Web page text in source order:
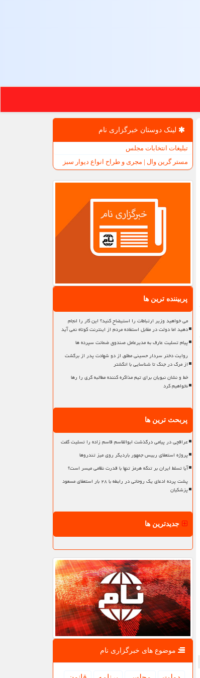
لینک دوستان خبرگزاری نام
تبلیغات انتخابات مجلس
مستر گرین وال | مجری و طراح انواع دیوار سبز
پربیننده ترین ها
می خواهید وزیر ارتباطات را استیضاح کنید؟ این کار را انجام
دهید اما دولت در مقابل استفاده مردم از اینترنت کوتاه نمی آید
پیام تسلیت عارف به مدیرعامل صندوق ضمانت سپرده ها
روایت دختر سردار حسینی مطلق از دو شهادت پدر از برگشت
از مرگ در جنگ تا شناسایی با انگشتر
خط و نشان نبویان برای تیم مذاکره کننده مطالبه گری را رها
نخواهیم کرد
پربحث ترین ها
عراقچی در پیامی درگذشت ابوالقاسم قاسم زاده را تسلیت گفت
پروژه استعفای رییس جمهور باردیگر روی میز تندروها
آیا تسلط ایران بر تنگه هرمز تنها با قدرت نظامی میسر است؟
پشت پرده ادعای یک روحانی در رابطه با ۲۸ بار استعفای مسعود
پزشکیان
جدیدترین ها
موضوع های خبرگزاری نام